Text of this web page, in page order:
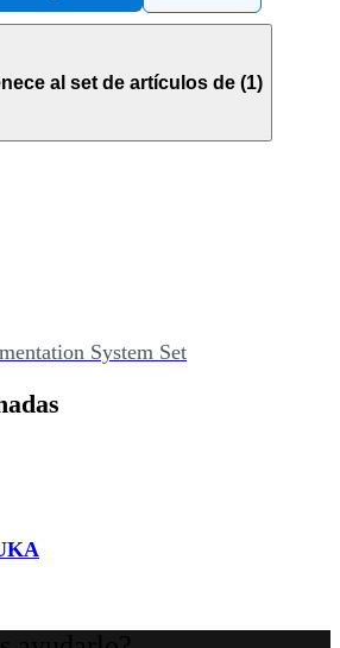
al set de artículos de (1)
System Set